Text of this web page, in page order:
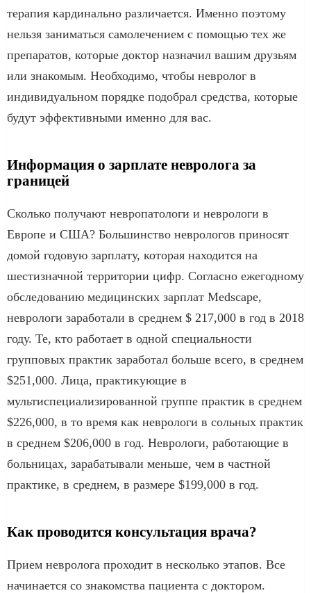
терапия кардинально различается. Именно поэтому
нельзя заниматься самолечением с помощью тех же
препаратов, которые доктор назначил вашим друзьям
или знакомым. Необходимо, чтобы невролог в
индивидуальном порядке подобрал средства, которые
будут эффективными именно для вас.
Информация о зарплате невролога за
границей
Сколько получают невропатологи и неврологи в
Европе и США? Большинство неврологов приносят
домой годовую зарплату, которая находится на
шестизначной территории цифр. Согласно ежегодному
обследованию медицинских зарплат Medscape,
неврологи заработали в среднем $ 217,000 в год в 2018
году. Те, кто работает в одной специальности
групповых практик заработал больше всего, в среднем
$251,000. Лица, практикующие в
мультиспециализированной группе практик в среднем
$226,000, в то время как неврологи в сольных практик
в среднем $206,000 в год. Неврологи, работающие в
больницах, зарабатывали меньше, чем в частной
практике, в среднем, в размере $199,000 в год.
Как проводится консультация врача?
Прием невролога проходит в несколько этапов. Все
начинается со знакомства пациента с доктором.